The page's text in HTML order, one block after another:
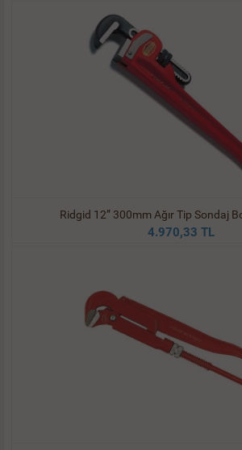
Ridgid 12” 300mm Ağır Tip Sondaj
4.970,33 TL